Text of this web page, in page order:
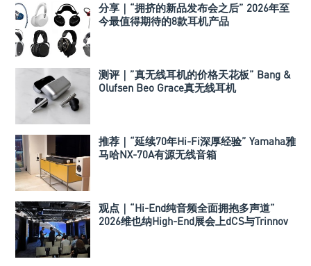
分享｜“拥挤的新品发布会之后” 2026年至
今最值得期待的8款耳机产品
测评｜”真无线耳机的价格天花板” Bang &
Olufsen Beo Grace真无线耳机
推荐｜“延续70年Hi-Fi深厚经验” Yamaha雅
马哈NX-70A有源无线音箱
观点｜“Hi-End纯音频全面拥抱多声道”
2026维也纳High-End展会上dCS与Trinnov